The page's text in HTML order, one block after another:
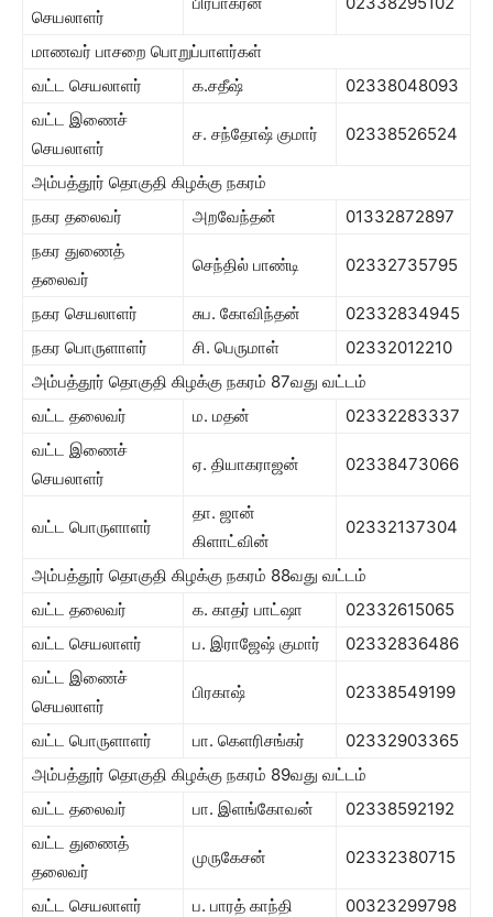
செயலாளர்
மாணவர் பாசறை பொறுப்பாளர்கள்
வட்ட செயலாளர்
க.சதீஷ்
02338048093
வட்ட இணைச்
செயலாளர்
ச. சந்தோஷ் குமார் 02338526524
அம்பத்தூர் தொகுதி கிழக்கு நகரம்
நகர தலைவர்
அறவேந்தன்
01332872897
நகர துணைத்
தலைவர்
செந்தில் பாண்டி 02332735795
நகர செயலாளர் சுப. கோவிந்தன்
02332834945
நகர பொருளாளர்
சி. பெருமாள்
02332012210
அம்பத்தூர் தொகுதி கிழக்கு நகரம் 87வது வட்டம்
வட்ட தலைவர்
ம. மதன்
02332283337
வட்ட இணைச்
செயலாளர்
ஏ. தியாகராஜன் 02338473066
வட்ட பொருளாளர்
தா. ஜான்
கிளாட்வின்
02332137304
அம்பத்தூர் தொகுதி கிழக்கு நகரம் 88வது வட்டம்
வட்ட தலைவர்
க. காதர் பாட்ஷா
02332615065
வட்ட செயலாளர்
ப. இராஜேஷ் குமார்
02332836486
வட்ட இணைச்
செயலாளர்
பிரகாஷ் 02338549199
வட்ட பொருளாளர் பா. கெளரிசங்கர்
02332903365
அம்பத்தூர் தொகுதி கிழக்கு நகரம் 89வது வட்டம்
வட்ட தலைவர்
பா. இளங்கோவன்
02338592192
வட்ட துணைத்
தலைவர்
முருகேசன் 02332380715
வட்ட செயலாளர் ப. பாரத் காந்தி
00323299798